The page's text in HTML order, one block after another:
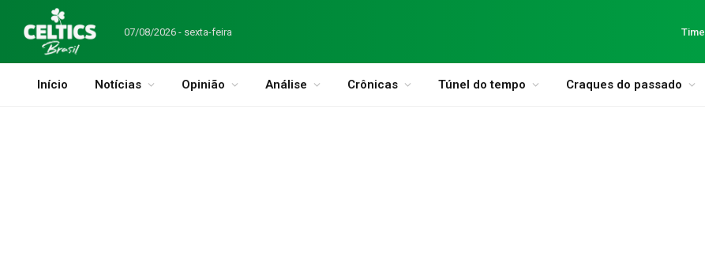
07/08/2026 - sexta-feira Time
Início Notícias Opinião Análise Crônicas Túnel do tempo Craques do passado